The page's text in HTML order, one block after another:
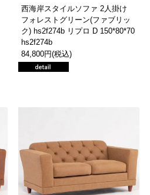
西海岸スタイルソファ 2人掛け
フォレストグリーン(ファブリッ
ク) hs2f274b リプロ D 150*80*70
hs2f274b
84,800円(税込)